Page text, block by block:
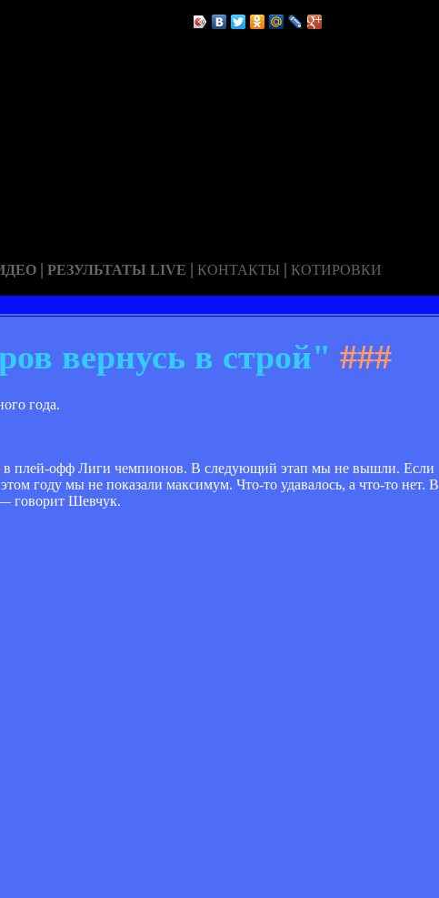
| РЕЗУЛЬТАТЫ LIVE | КОНТАКТЫ | КОТИРОВКИ
вернусь в строй" ###
года.
в плей-офф Лиги чемпионов. В следующий этап мы не вышли. Если
году мы не показали максимум. Что-то удавалось, а что-то нет. В
говорит Шевчук.